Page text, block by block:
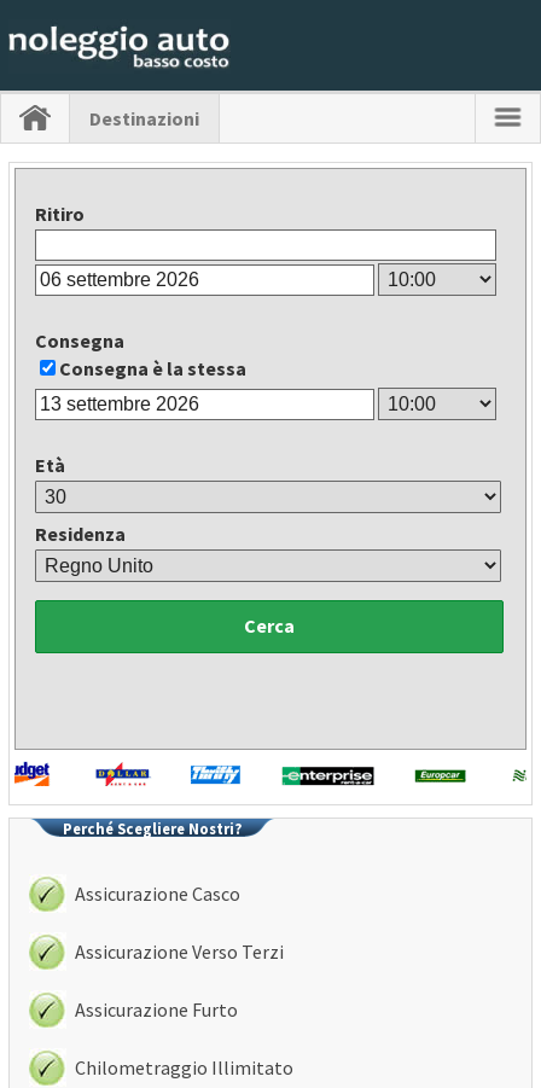
Destinazioni
Ritiro
Consegna
Consegna è la stessa
Età
Residenza
Cerca
Perché Scegliere Nostri?
Assicurazione Casco
Assicurazione Verso Terzi
Assicurazione Furto
Chilometraggio Illimitato